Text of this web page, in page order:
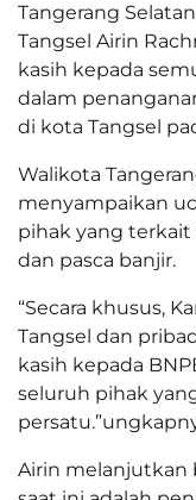
Tangerang
Tangsel Airin
kasih kepada
dalam
di kota Tangsel
Walikota
menyampaikan
pihak yang
dan pasca banjir.
“Secara khusus,
Tangsel dan
kasih kepada
seluruh pihak
Airin melanjutkan